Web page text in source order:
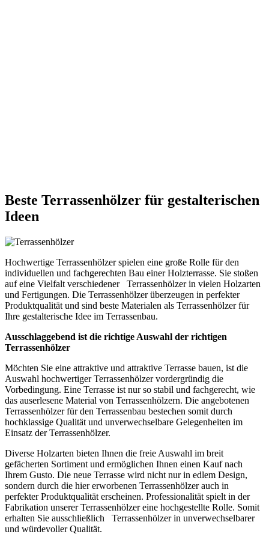
Beste Terrassenhölzer für gestalterischen
Ideen
Hochwertige Terrassenhölzer spielen eine große Rolle für den
individuellen und fachgerechten Bau einer Holzterrasse. Sie stoßen
auf eine Vielfalt verschiedener Terrassenhölzer in vielen Holzarten
und Fertigungen. Die Terrassenhölzer überzeugen in perfekter
Produktqualität und sind beste Materialen als Terrassenhölzer für
Ihre gestalterische Idee im Terrassenbau.
Ausschlaggebend ist die richtige Auswahl der richtigen
Terrassenhölzer
Möchten Sie eine attraktive und attraktive Terrasse bauen, ist die
Auswahl hochwertiger Terrassenhölzer vordergründig die
Vorbedingung. Eine Terrasse ist nur so stabil und fachgerecht, wie
das auserlesene Material von Terrassenhölzern. Die angebotenen
Terrassenhölzer für den Terrassenbau bestechen somit durch
hochklassige Qualität und unverwechselbare Gelegenheiten im
Einsatz der Terrassenhölzer.
Diverse Holzarten bieten Ihnen die freie Auswahl im breit
gefächerten Sortiment und ermöglichen Ihnen einen Kauf nach
Ihrem Gusto. Die neue Terrasse wird nicht nur in edlem Design,
sondern durch die hier erworbenen Terrassenhölzer auch in
perfekter Produktqualität erscheinen. Professionalität spielt in der
Fabrikation unserer Terrassenhölzer eine hochgestellte Rolle. Somit
erhalten Sie ausschließlich Terrassenhölzer in unverwechselbarer
und würdevoller Qualität.